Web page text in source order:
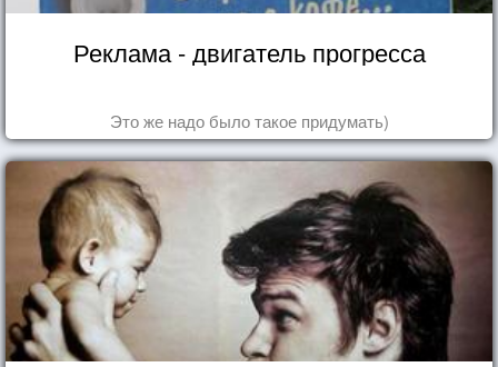
Реклама - двигатель прогресса
Это же надо было такое придумать)